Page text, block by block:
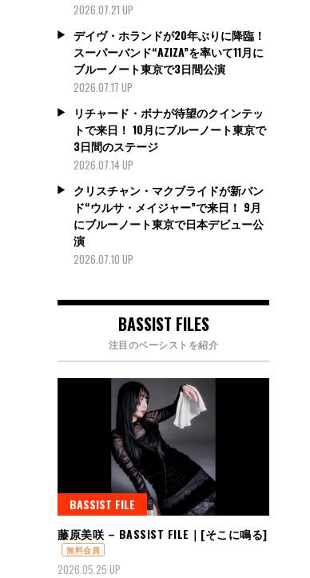
2026.07.21 UP
デイヴ・ホランドが20年ぶりに降臨！
スーパーバンド“AZIZA”を率いて11月に
ブルーノート東京で3日間公演
2026.07.17 UP
リチャード・ボナが待望のクインテッ
トで来日！ 10月にブルーノート東京で
3日間のステージ
2026.07.14 UP
クリスチャン・マクブライドが新バン
ド“ウルサ・メイジャー”で来日！ 9月
にブルーノート東京で日本デビュー公
演
2026.07.10 UP
BASSIST FILES
注目のベーシストを紹介
BASSIST FILE
藤原美咲 – BASSIST FILE｜[そこに鳴る]
無料会員
2026.05.25 UP